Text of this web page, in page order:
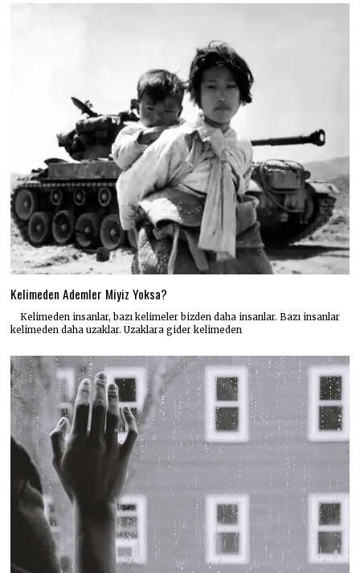
Kelimeden Ademler Miyiz Yoksa?
Kelimeden insanlar, bazı kelimeler bizden daha insanlar. Bazı insanlar
kelimeden daha uzaklar. Uzaklara gider kelimeden